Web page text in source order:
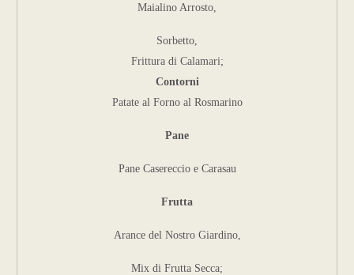
Maialino Arrosto,
Sorbetto,
Frittura di Calamari;
Contorni
Patate al Forno al Rosmarino
Pane
Pane Casereccio e Carasau
Frutta
Arance del Nostro Giardino,
Mix di Frutta Secca;